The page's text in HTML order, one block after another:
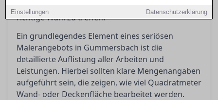
Einstellungen Datenschutzerklärung
richtige Wahl zu treffen.
Ein grundlegendes Element eines seriösen
Malerangebots in Gummersbach ist die
detaillierte Auflistung aller Arbeiten und
Leistungen. Hierbei sollten klare Mengenangaben
aufgeführt sein, die zeigen, wie viel Quadratmeter
Wand- oder Deckenfläche bearbeitet werden.